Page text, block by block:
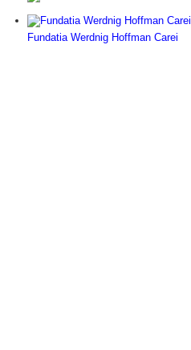
Fundatia Werdnig Hoffman Carei